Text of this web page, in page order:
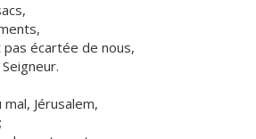
écartée de nous,
Jérusalem,